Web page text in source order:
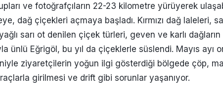
ve fotoğrafçıların 22-23 kilometre yürüyerek
dağ çiçekleri açmaya başladı. Kırmızı dağ laleleri,
sarı ot denilen çiçek türleri, geven ve karlı
ünlü Eğrigöl, bu yıl da çiçeklerle süslendi. Mayıs ayı
ziyaretçilerin yoğun ilgi gösterdiği bölgede çöp,
girilmesi ve drift gibi sorunlar yaşanıyor.